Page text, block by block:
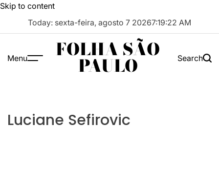
Skip to content
Today: sexta-feira, agosto 7 20267:19:22 AM
Menu FOLHA SÃO
PAULO Search
Luciane Sefirovic